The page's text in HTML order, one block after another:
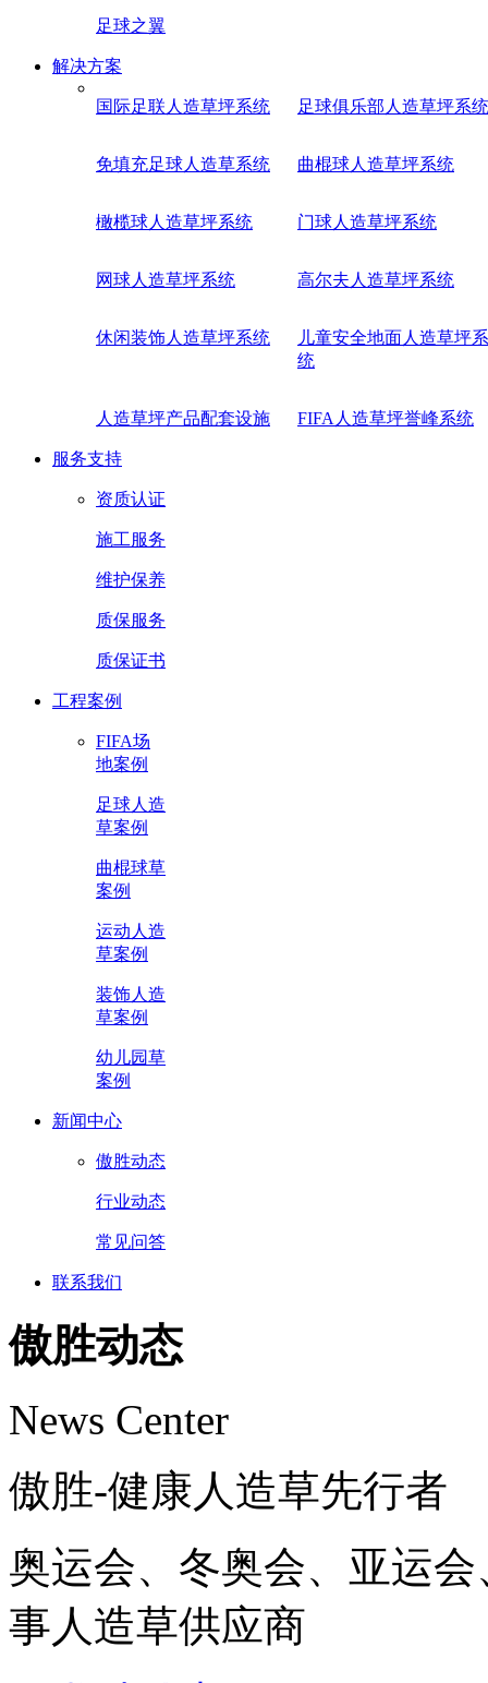
足球之翼
解决方案
国际足联人造草坪系统 足球俱乐部人造草坪系统
免填充足球人造草系统 曲棍球人造草坪系统
橄榄球人造草坪系统 门球人造草坪系统
网球人造草坪系统 高尔夫人造草坪系统
休闲装饰人造草坪系统
儿童安全地面人造草坪系
统
人造草坪产品配套设施 FIFA人造草坪誉峰系统
服务支持
资质认证
施工服务
维护保养
质保服务
质保证书
工程案例
FIFA场
地案例
足球人造
草案例
曲棍球草
案例
运动人造
草案例
装饰人造
草案例
幼儿园草
案例
新闻中心
傲胜动态
行业动态
常见问答
联系我们
傲胜动态
News Center
傲胜-健康人造草先行者
奥运会、冬奥会、亚运
事人造草供应商